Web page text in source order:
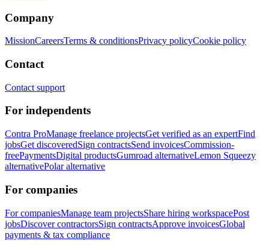
Company
MissionCareersTerms & conditionsPrivacy policyCookie policy
Contact
Contact support
For independents
Contra ProManage freelance projectsGet verified as an expertFind
jobsGet discoveredSign contractsSend invoicesCommission-
freePaymentsDigital productsGumroad alternativeLemon Squeezy
alternativePolar alternative
For companies
For companiesManage team projectsShare hiring workspacePost
jobsDiscover contractorsSign contractsApprove invoicesGlobal
payments & tax compliance